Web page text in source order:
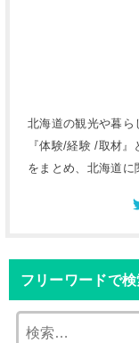
北海道の観光や暮ら
『体験/経験 /取材
をまとめ、北海道に
フリーワードで